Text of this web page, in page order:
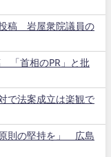
稿 岩屋衆院議員の
「首相のPR」と批
で法案成立は楽観で
則の堅持を」 広島